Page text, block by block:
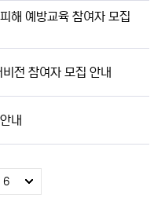
해 예방교육 참여자 모집
전 참여자 모집 안내
내